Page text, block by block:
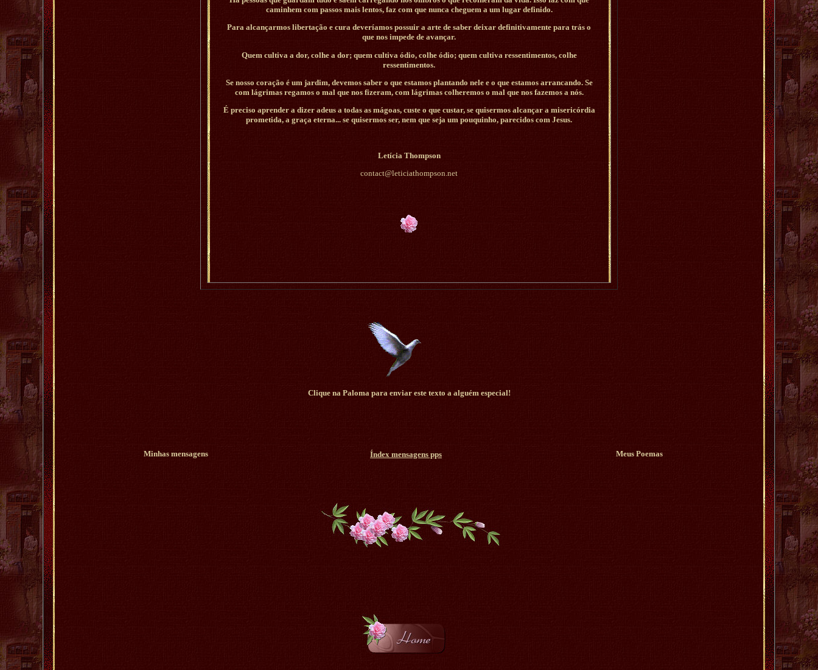
caminhem com passos mais lentos, faz com que nunca cheguem a um lugar definido.
Para alcançarmos libertação e cura deveríamos possuir a arte de saber deixar definitivamente para trás o
que nos impede de avançar.
Quem cultiva a dor, colhe a dor; quem cultiva ódio, colhe ódio; quem cultiva ressentimentos, colhe
ressentimentos.
Se nosso coração é um jardim, devemos saber o que estamos plantando nele e o que estamos arrancando. Se
com lágrimas regamos o mal que nos fizeram, com lágrimas colheremos o mal que nos fazemos a nós.
É preciso aprender a dizer adeus a todas as mágoas, custe o que custar, se quisermos alcançar a misericórdia
prometida, a graça eterna... se quisermos ser, nem que seja um pouquinho, parecidos com Jesus.
Letícia Thompson
contact@leticiathompson.net
Clique na Paloma para enviar este texto a alguém especial!
Minhas mensagens Índex mensagens pps Meus Poemas